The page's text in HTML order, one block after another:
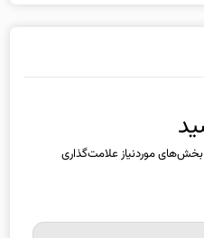
بخش‌های موردنیاز علامت‌گذاری